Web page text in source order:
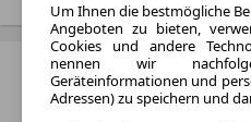
Dacia
Um Ihnen die bestmögliche
Angeboten zu bieten,
Cookies und andere
nennen wir
Geräteinformationen und
Adressen) zu speichern und